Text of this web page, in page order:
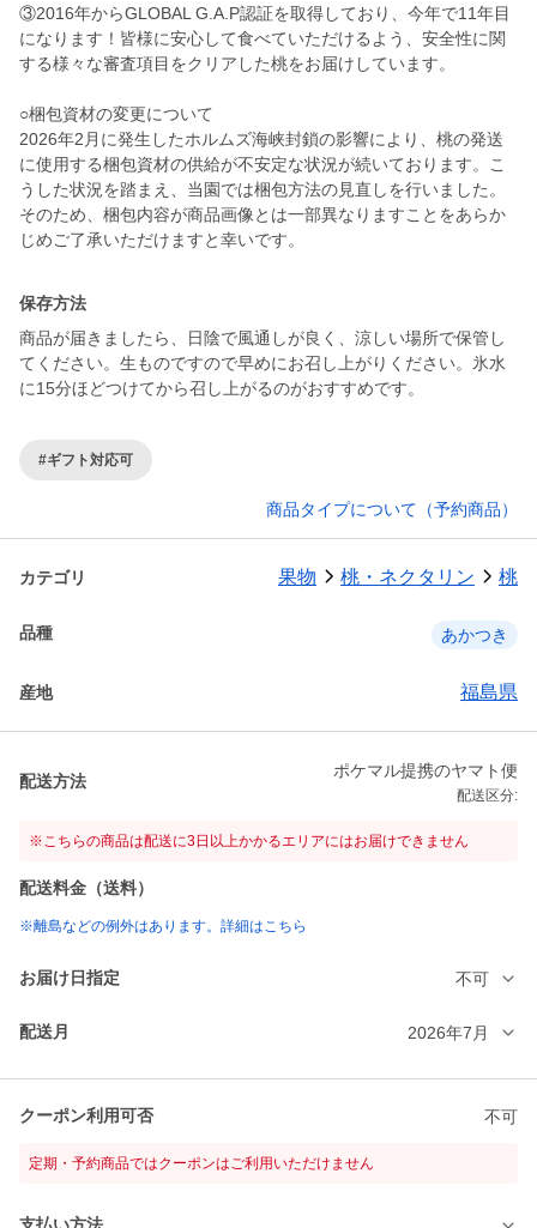
③2016年からGLOBAL G.A.P認証を取得しており、今年で11年目
になります！皆様に安心して食べていただけるよう、安全性に関
する様々な審査項目をクリアした桃をお届けしています。
○梱包資材の変更について
2026年2月に発生したホルムズ海峡封鎖の影響により、桃の発送
に使用する梱包資材の供給が不安定な状況が続いております。こ
うした状況を踏まえ、当園では梱包方法の見直しを行いました。
そのため、梱包内容が商品画像とは一部異なりますことをあらか
じめご了承いただけますと幸いです。
保存方法
商品が届きましたら、日陰で風通しが良く、涼しい場所で保管し
てください。生ものですので早めにお召し上がりください。氷水
に15分ほどつけてから召し上がるのがおすすめです。
#ギフト対応可
商品タイプについて（予約商品）
カテゴリ 果物 桃・ネクタリン 桃
品種 あかつき
産地 福島県
配送方法
ポケマル提携のヤマト便
配送区分:
※こちらの商品は配送に3日以上かかるエリアにはお届けできません
配送料金（送料）
※離島などの例外はあります。詳細はこちら
お届け日指定 不可
配送月 2026年7月
クーポン利用可否 不可
定期・予約商品ではクーポンはご利用いただけません